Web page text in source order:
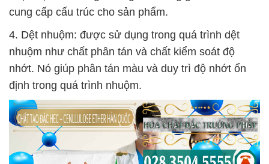
cung cấp cấu trúc cho sản phẩm.
4. Dệt nhuộm: được sử dụng trong quá trình dệt
nhuộm như chất phân tán và chất kiểm soát độ
nhớt. Nó giúp phân tán màu và duy trì độ nhớt ổn
định trong quá trình nhuộm.